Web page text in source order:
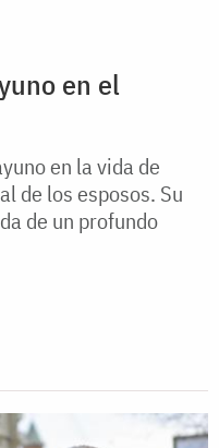
en el
en la vida de
de los esposos. Su
de un profundo